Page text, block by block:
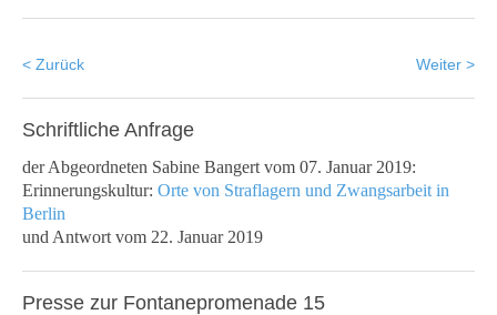
< Zurück Weiter >
Schriftliche Anfrage
der Abgeordneten Sabine Bangert vom 07. Januar 2019:
Erinnerungskultur: Orte von Straflagern und Zwangsarbeit in
Berlin
und Antwort vom 22. Januar 2019
Presse zur Fontanepromenade 15